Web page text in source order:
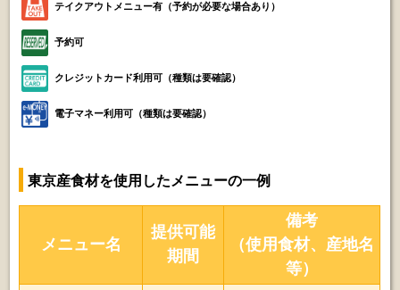
テイクアウトメニュー有（予約が必要な場合あり）
予約可
クレジットカード利用可（種類は要確認）
電子マネー利用可（種類は要確認）
東京産食材を使用したメニューの一例
メニュー名
提供可能
期間
備考
（使用食材、産地名
等）